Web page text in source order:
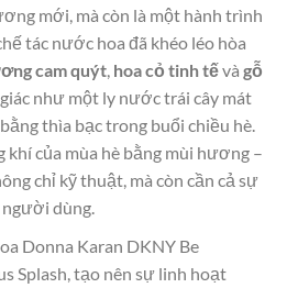
mới, mà còn là một hành trình
tác nước hoa đã khéo léo hòa
cam quýt, hoa cỏ tinh tếvà gỗ
như một ly nước trái cây mát
thìa bạc trong buổi chiều hè.
khí của mùa hè bằng mùi hương –
chỉ kỹ thuật, mà còn cần cả sự
dùng.
Donna Karan DKNY Be
Splash, tạo nên sự linh hoạt